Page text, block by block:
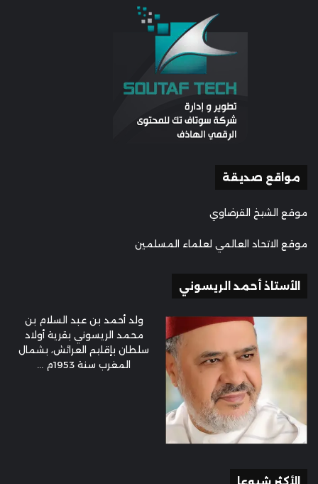
مواقع صديقة
موقع الشيخ القرضاوي
موقع الاتحاد العالمي لعلماء المسلمين
الأستاذ أحمد الريسوني
ولد أحمد بن عبد السلام بن
محمد الريسوني بقرية أولاد
سلطان بإقليم العرائش، بشمال
المغرب سنة 1953م ...